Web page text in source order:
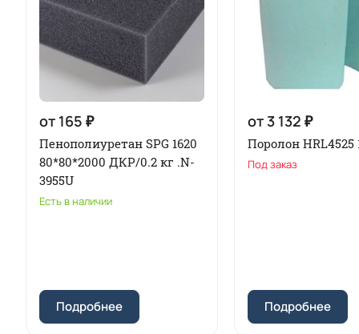
от 165 ₽
Пенополиуретан SPG 1620
80*80*2000 ДКР/0.2 кг .N-
3955U
Есть в наличии
Подробнее
от 3 132 ₽
Поролон
Под заказ
Подробнее